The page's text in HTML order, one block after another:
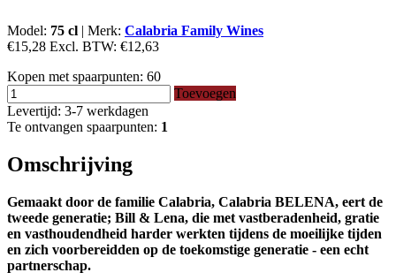
Model: 75 cl | Merk: Calabria Family Wines
€15,28 Excl. BTW: €12,63
Kopen met spaarpunten: 60
Toevoegen
Levertijd: 3-7 werkdagen
Te ontvangen spaarpunten: 1
Omschrijving
Gemaakt door de familie Calabria, Calabria BELENA, eert de
tweede generatie; Bill & Lena, die met vastberadenheid, gratie
en vasthoudendheid harder werkten tijdens de moeilijke tijden
en zich voorbereidden op de toekomstige generatie - een echt
partnerschap.